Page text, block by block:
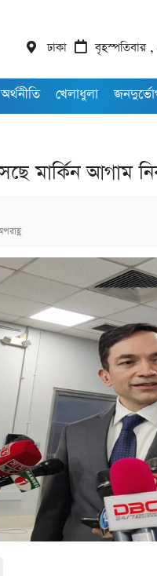
ঢাকা বৃহস্পতিবার
অর্থনীতি খেলাধুলা
মার্কিন আগাম